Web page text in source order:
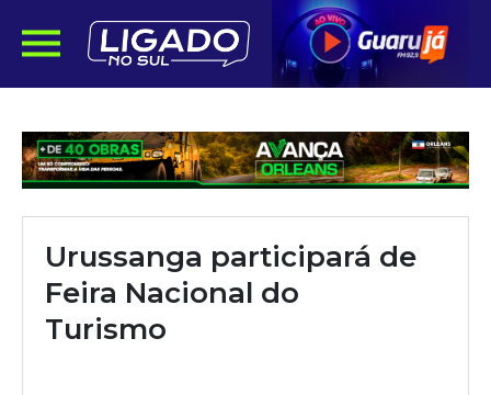
Urussanga participará de
Feira Nacional do
Turismo